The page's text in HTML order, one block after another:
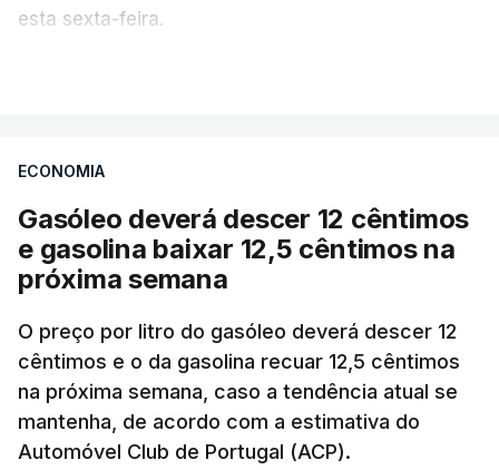
esta sexta-feira.
com ondas de calor no Verão e conflitos na
Ucrânia e no Médio Oriente a elevar os
custos das colheitas.
O índice, que acompanha as variações mensais
de um cabaz de produtos alimentares
comercializados internacionalmente, subiu para
131,1 pontos em julho, face aos 130,3 de junho.
O aumento dos preços dos alimentos básicos
ECONOMIA
Gasóleo deverá descer 12 cêntimos
e gasolina baixar 12,5 cêntimos na
próxima semana
O preço por litro do gasóleo deverá descer 12
cêntimos e o da gasolina recuar 12,5 cêntimos
na próxima semana, caso a tendência atual se
mantenha, de acordo com a estimativa do
Automóvel Club de Portugal (ACP).